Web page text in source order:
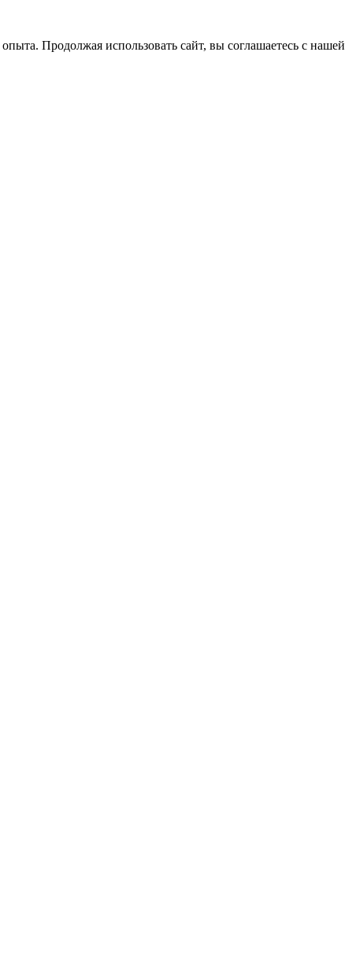
Продолжая использовать сайт, вы соглашаетесь с нашей